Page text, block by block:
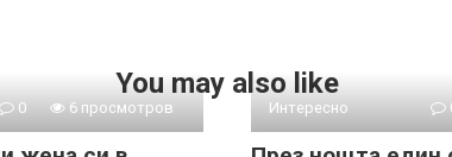
You may also like
0 6 просмотров Интересно